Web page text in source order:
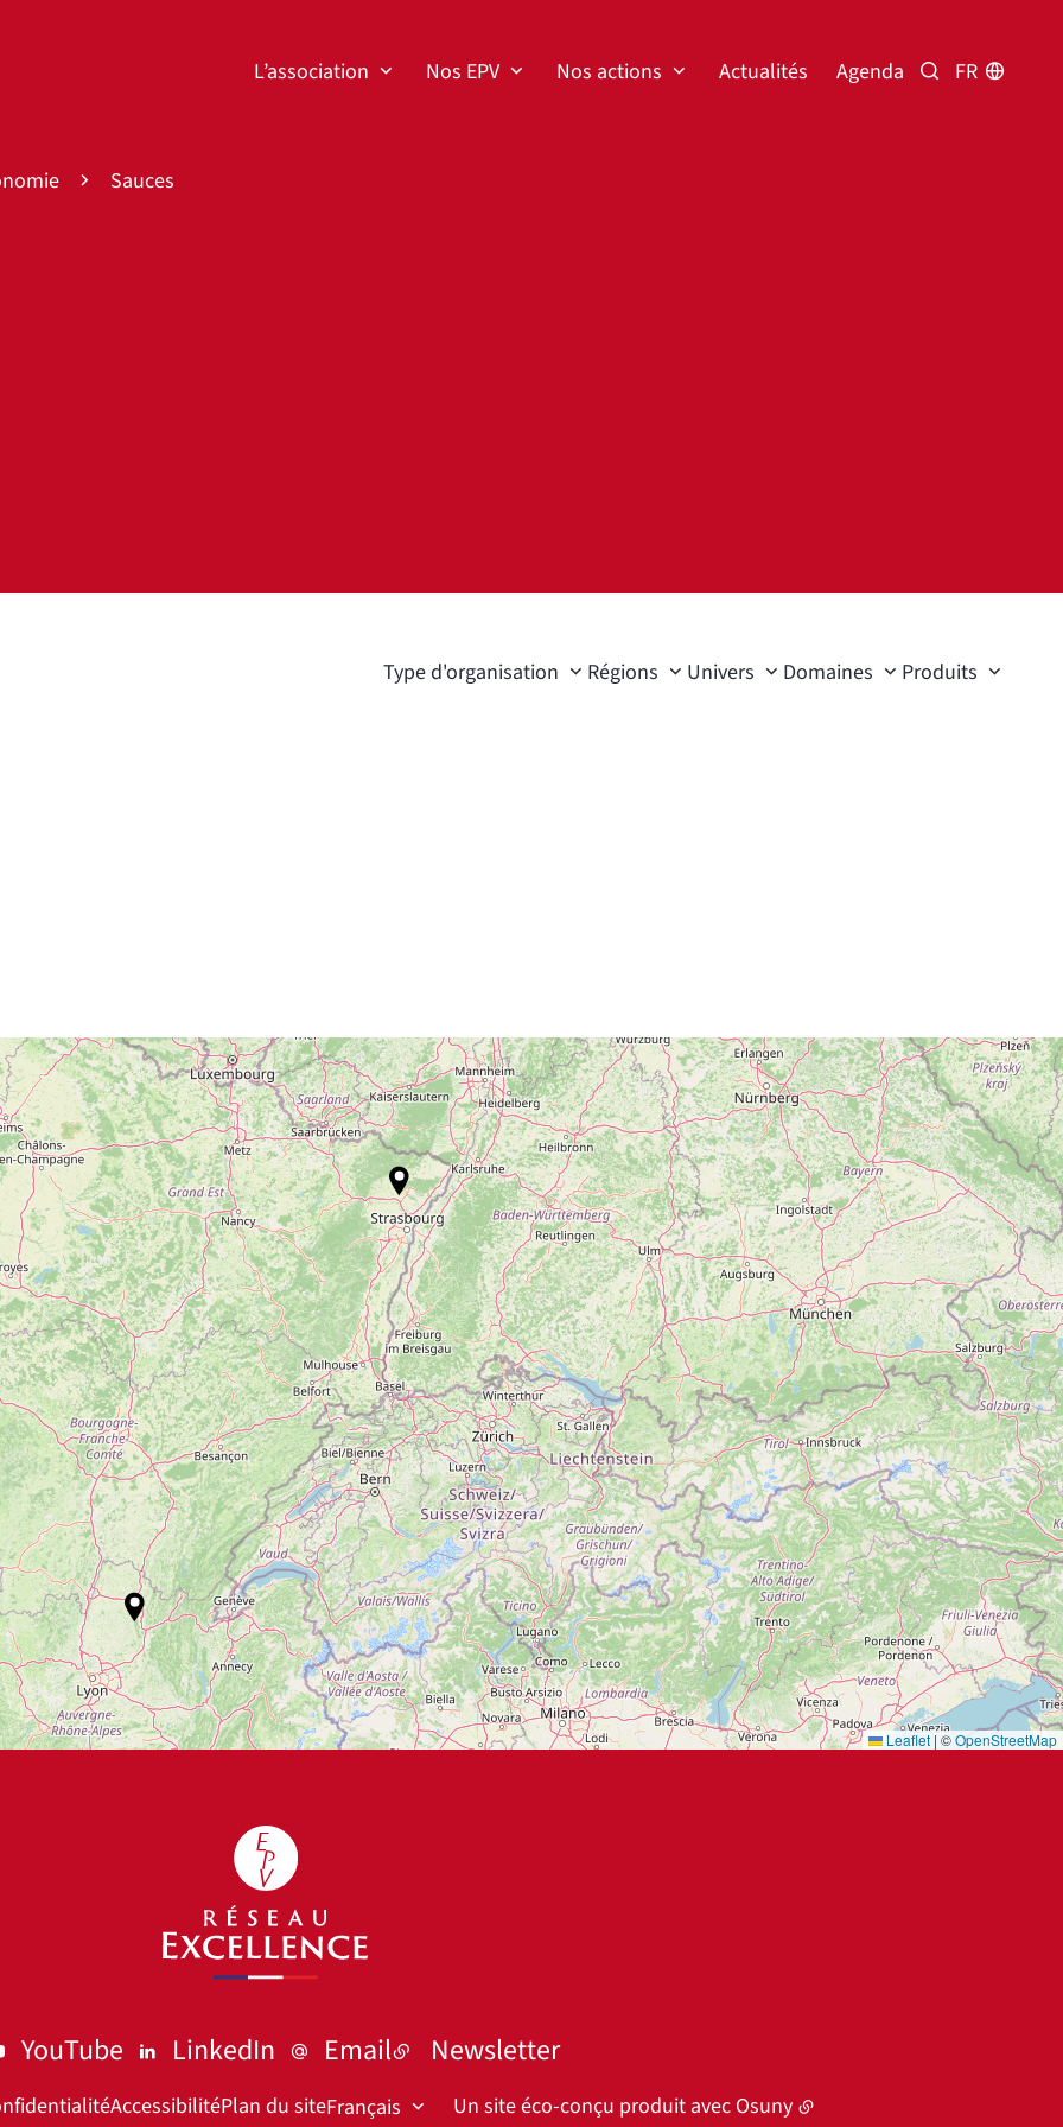
L’association Nos EPV Nos actions Actualités Agenda Rechercher
FR
Sauces
Type d'organisation Régions Univers Domaines Produits
Leaflet | ©OpenStreetMap
Newsletter
Email
LinkedIn
YouTube
AccessibilitéPlan du siteFrançais Un site éco-conçu produit avec Osuny